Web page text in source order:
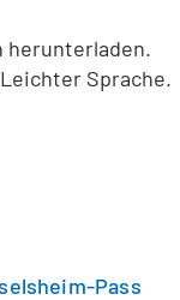
herunterladen.
Sprache.
Pass